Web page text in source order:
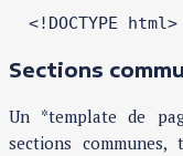
<!DOCTYPE
Sections
Un *template de
sections